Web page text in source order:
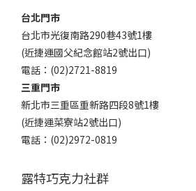
台北門市
台北市光復南路290巷43號1樓
(近捷運國父紀念館站2號出口)
電話：(02)2721-8819
三重門市
新北市三重區重新路四段8號1樓
(近捷運菜寮站2號出口)
電話：(02)2972-0819
露特巧克力社群